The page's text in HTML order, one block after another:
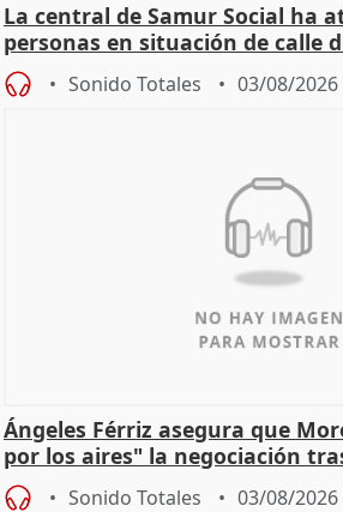
La central de Samur Social ha
personas en situación de calle
de Calor
Sonido Totales 03/08/2026
Ángeles Férriz asegura que
por los aires" la negociación
SMA
Sonido Totales 03/08/2026